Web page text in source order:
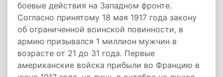
боевые действия на Западном фронте.
Согласно принятому 18 мая 1917 года закону
об ограниченной воинской повинности, в
армию призывался 1 миллион мужчин в
возрасте от 21 до 31 года. Первые
американские войска прибыли во Францию в